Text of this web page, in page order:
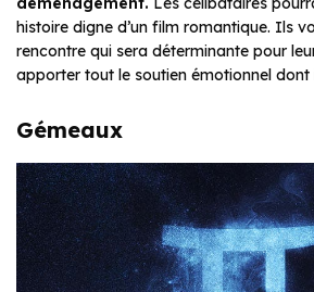
histoire digne d’un film romantique. Ils
rencontre qui sera déterminante pour
apporter tout le soutien émotionnel dont
Gémeaux